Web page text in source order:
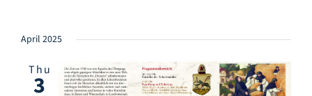
April 2025
Thu
3